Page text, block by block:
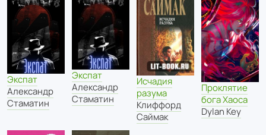
Экспат
Александр
Стаматин
Экспат
Александр
Стаматин
Исчадия
разума
Клиффорд
Саймак
Проклятие
бога Хаоса
Dylan Key